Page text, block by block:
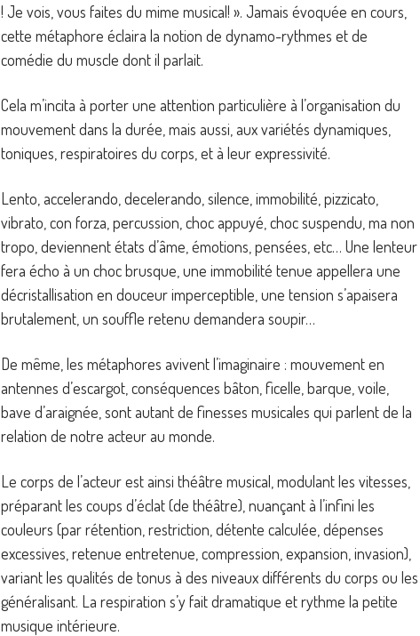
! Je vois, vous faites du mime musical! ». Jamais évoquée en cours,
cette métaphore éclaira la notion de dynamo-rythmes et de
comédie du muscle dont il parlait.
Cela m’incita à porter une attention particulière à l’organisation du
mouvement dans la durée, mais aussi, aux variétés dynamiques,
toniques, respiratoires du corps, et à leur expressivité.
Lento, accelerando, decelerando, silence, immobilité, pizzicato,
vibrato, con forza, percussion, choc appuyé, choc suspendu, ma non
tropo, deviennent états d’âme, émotions, pensées, etc… Une lenteur
fera écho à un choc brusque, une immobilité tenue appellera une
décristallisation en douceur imperceptible, une tension s’apaisera
brutalement, un souffle retenu demandera soupir…
De même, les métaphores avivent l’imaginaire : mouvement en
antennes d’escargot, conséquences bâton, ficelle, barque, voile,
bave d’araignée, sont autant de finesses musicales qui parlent de la
relation de notre acteur au monde.
Le corps de l’acteur est ainsi théâtre musical, modulant les vitesses,
préparant les coups d’éclat (de théâtre), nuançant à l’infini les
couleurs (par rétention, restriction, détente calculée, dépenses
excessives, retenue entretenue, compression, expansion, invasion),
variant les qualités de tonus à des niveaux différents du corps ou les
généralisant. La respiration s’y fait dramatique et rythme la petite
musique intérieure.